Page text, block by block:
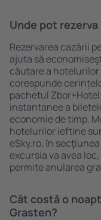
Unde pot
Rezervarea cazării
ajuta să
căutare a hotelurilor
corespunde
pachetul
instantanee a
economie de timp.
hotelurilor ieftine
eSky.ro, ȋn
excursia va avea
permite anularea
Cât costă o
Grasten?